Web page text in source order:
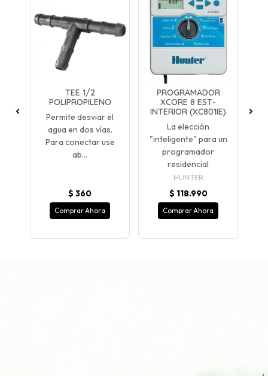
TEE 1/2
POLIPROPILENO
Permite desviar el
agua en dos vías.
Para conectar use
ab...
$ 360
Comprar Ahora
PROGRAMADOR
XCORE 8 EST-
INTERIOR (XC801IE)
La elección
"inteligente" para un
programador
residencial
HUNTER
$ 118.990
Comprar Ahora